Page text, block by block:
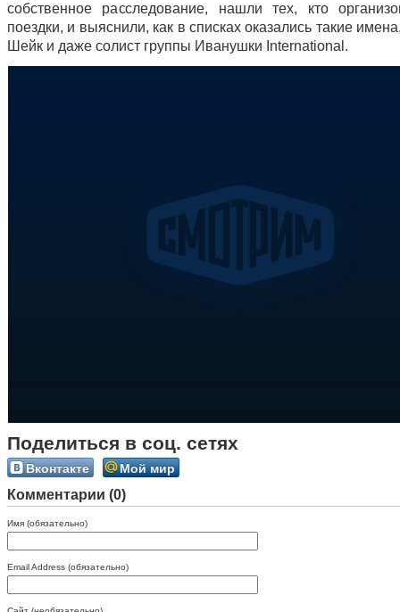
собственное расследование, нашли тех, кто
поездки, и выяснили, как в списках оказались такие
Шейк и даже солист группы Иванушки International.
Поделиться в соц. сетях
Вконтакте Мой мир
Комментарии (0)
Имя (обязательно)
Email Address (обязательно)